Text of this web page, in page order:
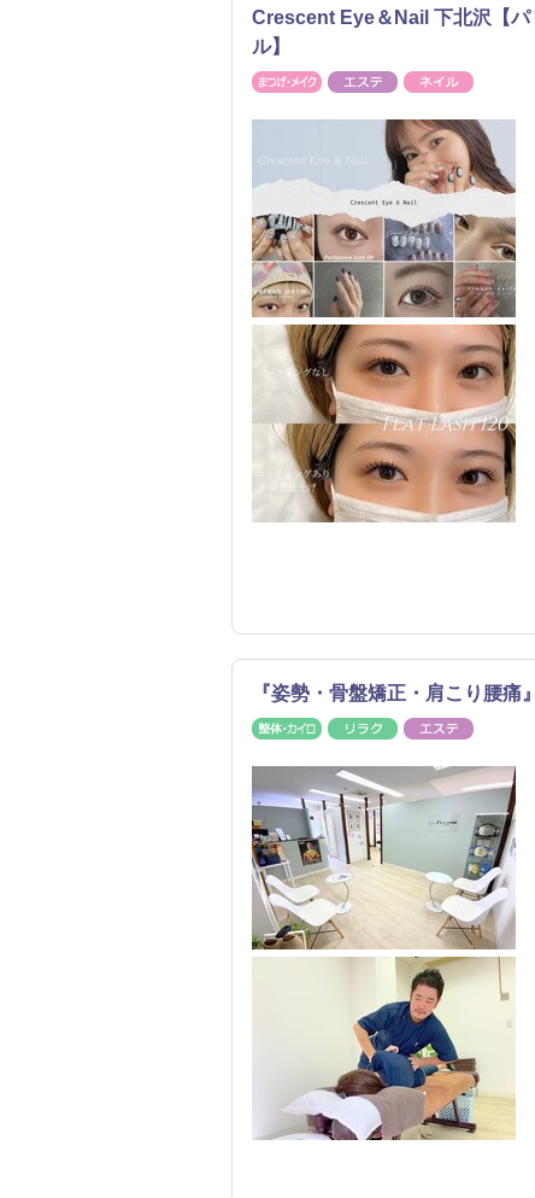
Crescent Eye＆Nail 下北沢【パ
ル】
まつげ・メイクエステ
『姿勢・骨盤矯正・肩こり腰
整体・カイロリラク